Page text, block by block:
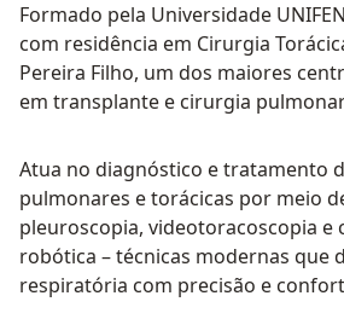
Formado pela Universidade
com residência em Cirurgia
Pereira Filho, um dos maiores
em transplante e cirurgia
Atua no diagnóstico e tratamento
pulmonares e torácicas por meio
pleuroscopia, videotoracoscopia e
robótica – técnicas modernas que
respiratória com precisão e